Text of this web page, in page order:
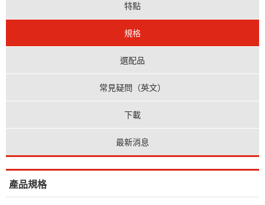
特點
規格
選配品
常見疑問（英文）
下載
最新消息
產品規格